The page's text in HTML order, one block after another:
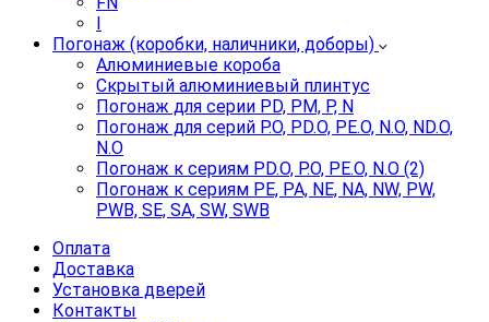
I
Погонаж (коробки, наличники, доборы)
Алюминиевые короба
Скрытый алюминиевый плинтус
Погонаж для серии PD, PM, P, N
Погонаж для серий P.O, PD.O, PE.O, N.O, ND.O,
N.O
Погонаж к сериям PD.O, P.O, PE.O, N.O (2)
Погонаж к сериям PE, PA, NE, NA, NW, PW,
PWB, SE, SA, SW, SWB
Оплата
Доставка
Установка дверей
Контакты